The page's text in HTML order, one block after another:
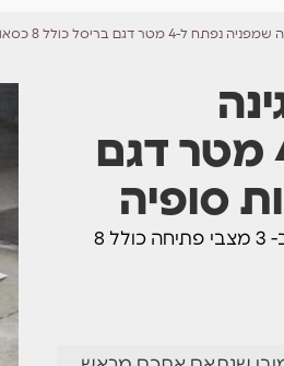
מטר דגם בריסל כולל 8 כסאות סופיה
שמפניה נפתח ל-4 מטר דגם
שולחן אלומיניום ענק לגינה! נפתח ל4 מטר ב- 3 מצבי פתיחה כולל 8
זמן ופשוט מאוד